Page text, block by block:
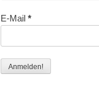
E-Mail *